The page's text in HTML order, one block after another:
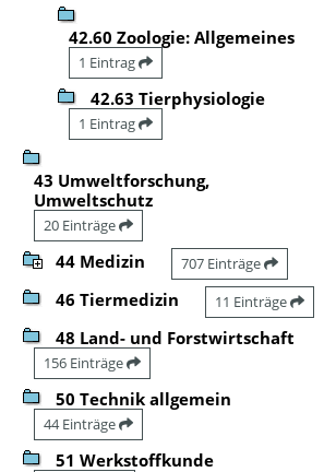
42.60 Zoologie: Allgemeines
1 Eintrag
42.63 Tierphysiologie
1 Eintrag
43 Umweltforschung,
Umweltschutz
20 Einträge
44 Medizin 707 Einträge
46 Tiermedizin 11 Einträge
48 Land- und Forstwirtschaft
156 Einträge
50 Technik allgemein
44 Einträge
51 Werkstoffkunde